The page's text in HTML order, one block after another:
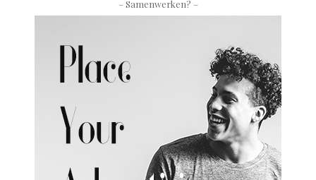
– Samenwerken? –